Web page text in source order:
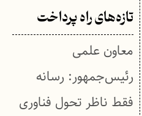
تازه‌های راه پرداخت
معاون علمی
رئیس‌جمهور: رسانه
فقط ناظر تحول فناوری